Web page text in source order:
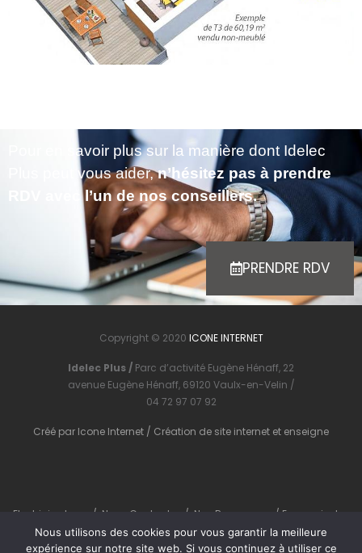
Pour en savoir plus sur la manière dont Idelec
Plus peut vous aider,n’hésitez pas à prendre
RDV avec l’un de nos conseillers.
PRENDRE RDV
Copyright © 2020 ICONE INTERNET
Idelec Plus / Parc d’activité Eugène Hénaff, 22
avenue Eugène Hénaff, 69120 Vaulx-en-Velin /
04 72 97 07 92
Créé par Icone Internet / Création de site internet et enseigne
Electricien Lyon / Nous Contacter / Nos Ressources / En savoir plus
Nous utilisons des cookies pour vous garantir la meilleure
expérience sur notre site web. Si vous continuez à utiliser ce